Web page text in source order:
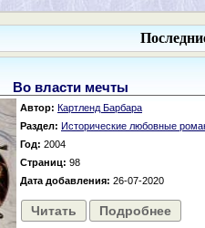
Во власти мечты
Автор: Картленд Барбара
Раздел: Исторические любовные
Год: 2004
Страниц: 98
Дата добавления: 26-07-2020
Читать Подробнее